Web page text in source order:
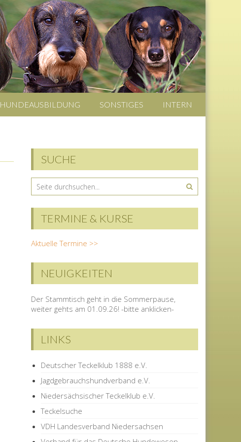
HUNDEAUSBILDUNG SONSTIGES INTERN
SUCHE
TERMINE & KURSE
Aktuelle Termine >>
NEUIGKEITEN
Der Stammtisch geht in die Sommerpause,
weiter gehts am 01.09.26! -bitte anklicken-
LINKS
Deutscher Teckelklub 1888 e.V.
Jagdgebrauchshundverband e.V.
Niedersächsischer Teckelklub e.V.
Teckelsuche
VDH Landesverband Niedersachsen